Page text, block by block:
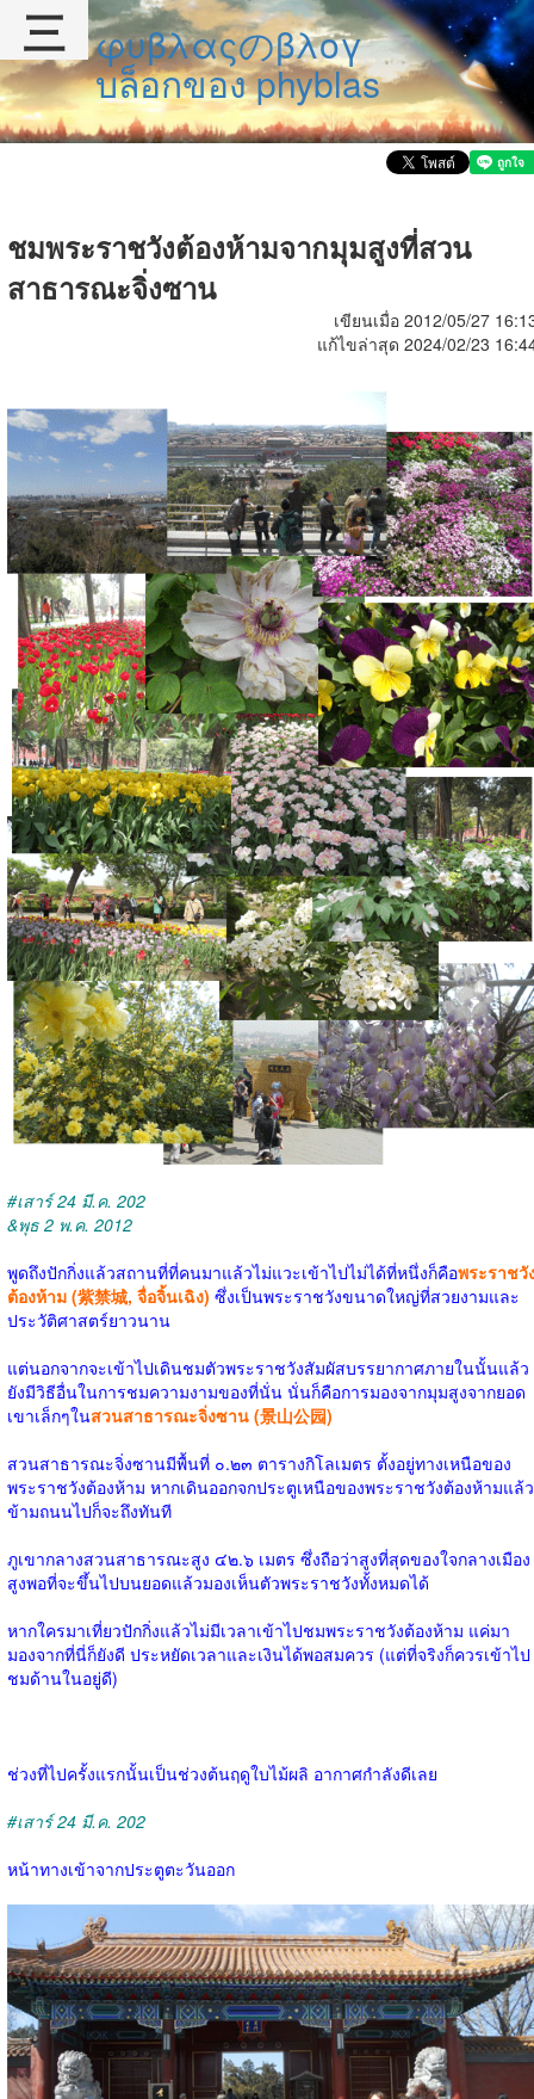
φυβλαςのβλογ
บล็อกของ phyblas
ชมพระราชวังต้องห้ามจากมุมสูงที่สวน
สาธารณะจิ่งซาน
เขียนเมื่อ 2012/05/27
แก้ไขล่าสุด 2024/02/23
#เสาร์ 24 มี.ค. 202
&พุธ 2 พ.ค. 2012
พูดถึงปักกิ่งแล้วสถานที่ที่คนมาแล้วไม่แวะเข้าไปไม่ได้ที่หนึ่งก็คือพระราชวั
ต้องห้าม (紫禁城, จื่อจิ้นเฉิง) ซึ่งเป็นพระราชวังขนาดใหญ่ที่สวยงามและ
ประวัติศาสตร์ยาวนาน
แต่นอกจากจะเข้าไปเดินชมตัวพระราชวังสัมผัสบรรยากาศภายในนั้นแล้ว
ยังมีวิธีอื่นในการชมความงามของที่นั่น นั่นก็คือการมองจากมุมสูงจากยอด
เขาเล็กๆในสวนสาธารณะจิ่งซาน (景山公园)
สวนสาธารณะจิ่งซานมีพื้นที่ ๐.๒๓ ตารางกิโลเมตร ตั้งอยู่ทางเหนือของ
พระราชวังต้องห้าม หากเดินออกจกประตูเหนือของพระราชวังต้องห้ามแล้ว
ข้ามถนนไปก็จะถึงทันที
ภูเขากลางสวนสาธารณะสูง ๔๒.๖ เมตร ซึ่งถือว่าสูงที่สุดของใจกลางเมือง
สูงพอที่จะขึ้นไปบนยอดแล้วมองเห็นตัวพระราชวังทั้งหมดได้
หากใครมาเที่ยวปักกิ่งแล้วไม่มีเวลาเข้าไปชมพระราชวังต้องห้าม แค่มา
มองจากที่นี่ก็ยังดี ประหยัดเวลาและเงินได้พอสมควร (แต่ที่จริงก็ควรเข้าไป
ชมด้านในอยู่ดี)
ช่วงที่ไปครั้งแรกนั้นเป็นช่วงต้นฤดูใบไม้ผลิ อากาศกำลังดีเลย
#เสาร์ 24 มี.ค. 202
หน้าทางเข้าจากประตูตะวันออก
三